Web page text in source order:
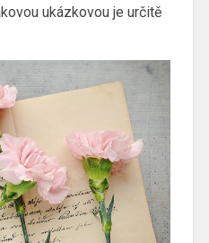
ukázkovou je určitě